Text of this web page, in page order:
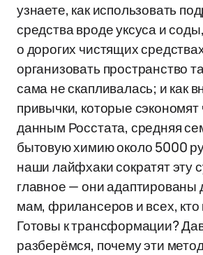
узнаете, как использовать
средства вроде уксуса и
о дорогих чистящих
организовать пространство
сама не скапливалась; и как
привычки, которые
данным Росстата, средняя
бытовую химию около 5000
наши лайфхаки сократят эту
главное — они адаптированы
мам, фрилансеров и всех,
Готовы к трансформации?
разберёмся, почему эти